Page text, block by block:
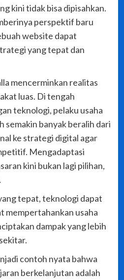
kini tidak bisa dipisahkan.
perspektif baru
website dapat
yang tepat dan
mencerminkan realitas
luas. Di tengah
teknologi, pelaku usaha
semakin banyak beralih dari
ke strategi digital agar
Mengadaptasi
kini bukan lagi pilihan,
tepat, teknologi dapat
mempertahankan usaha
dampak yang lebih
contoh nyata bahwa
berkelanjutan adalah